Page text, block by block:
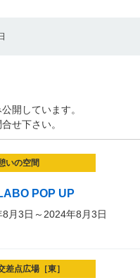
開しています。
せ下さい。
いの空間
POP UP
8月3日～2024年8月3日
差点広場［東］